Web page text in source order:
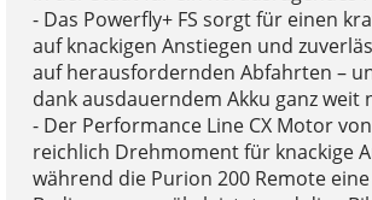
- Das Powerfly+ FS sorgt für einen
auf knackigen Anstiegen und
auf herausfordernden Abfahrten –
dank ausdauerndem Akku ganz weit
- Der Performance Line CX Motor
reichlich Drehmoment für knackige
während die Purion 200 Remote